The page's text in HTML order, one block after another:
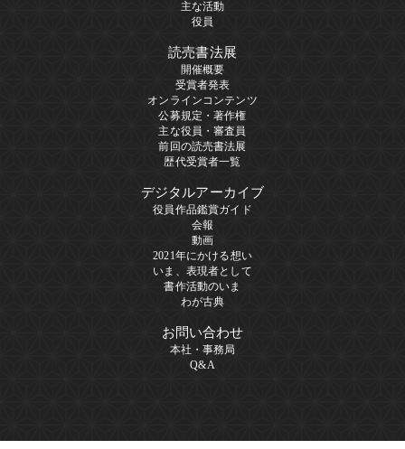
主な活動
役員
読売書法展
開催概要
受賞者発表
オンラインコンテンツ
公募規定・著作権
主な役員・審査員
前回の読売書法展
歴代受賞者一覧
デジタルアーカイブ
役員作品鑑賞ガイド
会報
動画
2021年にかける想い
いま、表現者として
書作活動のいま
わが古典
お問い合わせ
本社・事務局
Q&A